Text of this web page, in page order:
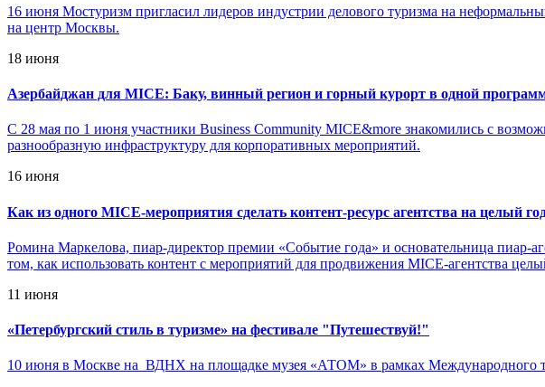
16 июня Мостуризм пригласил лидеров индустрии делового туризма на
на центр Москвы.
18 июня
Азербайджан для MICE: Баку, винный регион и горный курорт в одной
С 28 мая по 1 июня участники Business Community MICE&more знакомились с
разнообразную инфраструктуру для корпоративных мероприятий.
16 июня
Как из одного MICE-мероприятия сделать контент-ресурс агентства на целый
Ромина Маркелова, пиар-директор премии «Событие года» и основательница пиар-
том, как использовать контент с мероприятий для продвижения MICE-агентства
11 июня
«Петербургский стиль в туризме» на фестивале "Путешествуй!"
10 июня в Москве на ВДНХ на площадке музея «АТОМ» в рамках Международного